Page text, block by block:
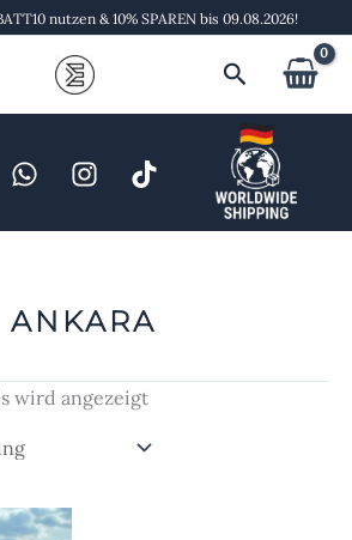
nutzen & 10% SPAREN bis 09.08.2026!
Suchen
ANKARA
wird angezeigt